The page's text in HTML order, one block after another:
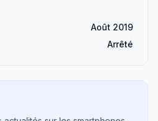
Août 2019
Arrêté